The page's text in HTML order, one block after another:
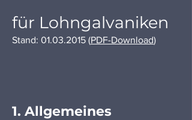
für Lohngalvaniken
Stand: 01.03.2015 (PDF-Download)
1. Allgemeines